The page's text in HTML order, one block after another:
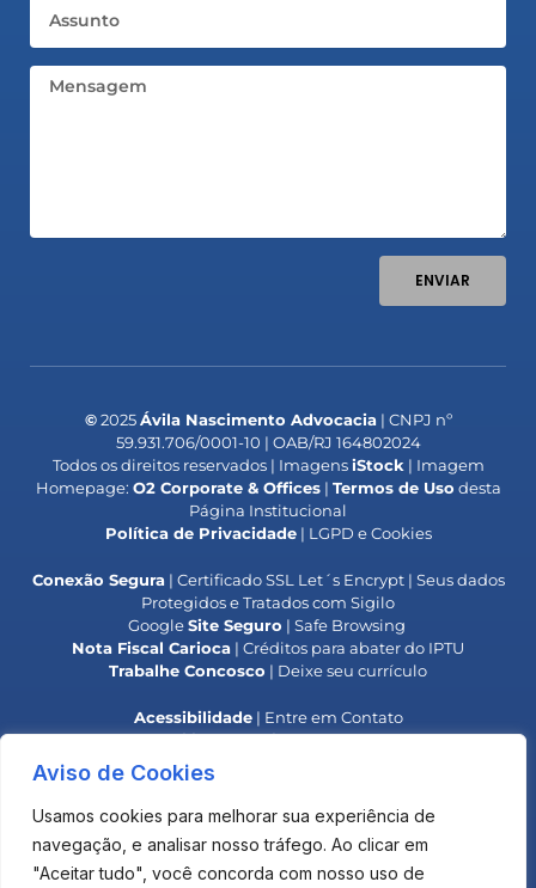
Aviso de Cookies
Usamos cookies para melhorar sua experiência de
navegação, e analisar nosso tráfego. Ao clicar em
"Aceitar tudo", você concorda com nosso uso de
Mensagem
ENVIAR
©2025Ávila Nascimento Advocacia| CNPJ nº
59.931.706/0001-10 | OAB/RJ 164802024
Todos os direitos reservados | ImagensiStock | Imagem
Homepage: O2 Corporate & Offices| Termos de Uso desta
Página Institucional
Política de Privacidade| LGPD e Cookies
Conexão Segura| Certificado SSL Let´s Encrypt | Seus dados
Protegidos e Tratados com Sigilo
GoogleSite Seguro | Safe Browsing
Nota Fiscal Carioca | Créditos para abater do IPTU
Trabalhe Concosco | Deixe seu currículo
Acessibilidade| Entre em Contato
Responsabilidade Social| Colaboradores IPB
**
Alerta OAB
**Alerta INPI
O uso deste site não estabelece uma relação advogado-
cliente com o Escritório.
Os materiais são elaborados para fins de informação e